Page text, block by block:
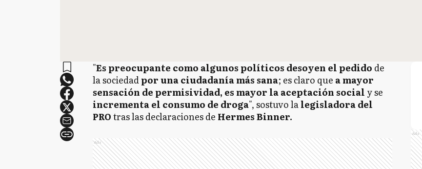
"Es preocupante como algunos políticos desoyen el pedido de
la sociedadpor una ciudadanía más sana; es claro que a mayor
sensación de permisividad, es mayor la aceptación social y se
incrementa el consumo de droga", sostuvo lalegisladora del
PROtras las declaraciones de Hermes Binner.
Ads
Ads